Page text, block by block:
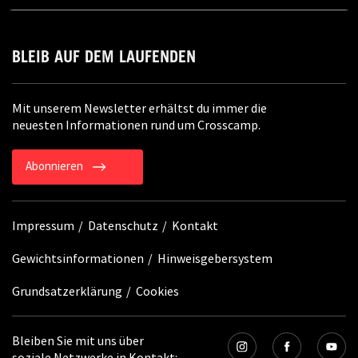
BLEIB AUF DEM LAUFENDEN
Mit unserem Newsletter erhältst du immer die
neuesten Informationen rund um Crosscamp.
Abonnieren
Impressum Datenschutz Kontakt
Gewichtsinformationen Hinweisgebersystem
Grundsatzerklärung Cookies
Bleiben Sie mit uns über